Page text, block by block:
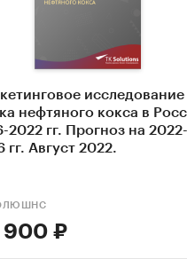
финансовых
численность
по основному,
исследование
нефтяного кокса в
2022 гг. Прогноз на 2022-
гг. Август 2022.
900 ₽